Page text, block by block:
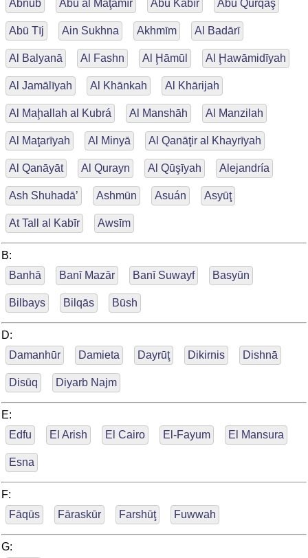
Abnūb
Abū al Maţāmīr Abū Kabīr Abū Qurqāş
Abū Tīj Ain Sukhna Akhmīm Al Badārī
Al Balyanā Al Fashn Al Ḩāmūl Al Ḩawāmidīyah
Al Jamālīyah Al Khānkah Al Khārijah
Al Maḩallah al Kubrá Al Manshāh Al Manzilah
Al Maţarīyah Al Minyā Al Qanāţir al Khayrīyah
Al Qanāyāt Al Qurayn Al Qūşīyah Alejandría
Ash Shuhadā’ Ashmūn Asuán Asyūţ
At Tall al Kabīr Awsīm
B:
Banhā
Banī Mazār Banī Suwayf Basyūn
Bilbays Bilqās Būsh
D:
Damanhūr
Damieta Dayrūţ Dikirnis Dishnā
Disūq Diyarb Najm
E:
Edfu
El Arish El Cairo El-Fayum El Mansura
Esna
F:
Fāqūs
Fāraskūr Farshūţ Fuwwah
G: